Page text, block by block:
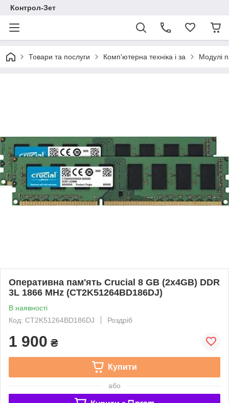
Контрол-Зет
Товари та послуги Комп'ютерна техніка і за Модулі
Оперативна пам'ять Crucial 8 GB (2x4GB) DDR
3L 1866 MHz (CT2K51264BD186DJ)
В наявності
Код: CT2K51264BD186DJ
Роздріб
1 900 ₴
Купити
або